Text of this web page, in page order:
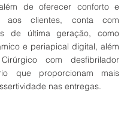
de oferecer conforto e
aos clientes, conta com
de última geração, como
e periapical digital, além
com desfibrilador
que proporcionam mais
nas entregas.